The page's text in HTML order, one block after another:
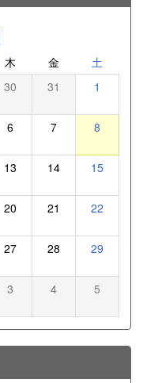
木 金 土
30 31 1
6 7 8
13 14 15
20 21 22
27 28 29
3 4 5